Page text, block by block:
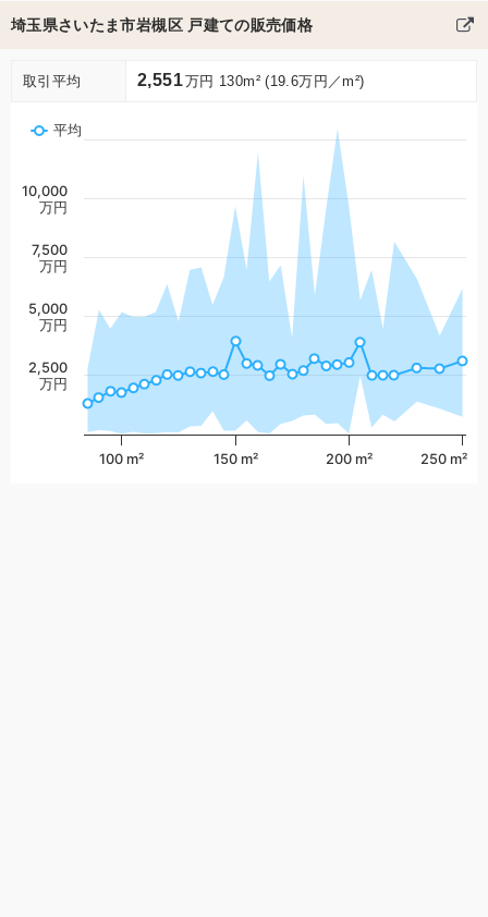
埼玉県さいたま市岩槻区 戸建ての販売価格
取引平均 2,551万円 130m² (19.6万円／m²)
平均
100 m² 150 m² 200 m² 250 m²
2,500
万円
5,000
万円
7,500
万円
10,000
万円